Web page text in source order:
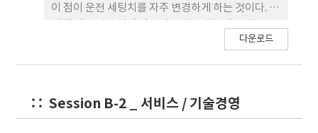
이 점이 운전 세팅치를 자주 변경하게 하는 것이다. 다
은 작게 만들지만, 군간 변동은 더욱 크게 만드는 현상
때 설비의 내구성에도 영향을 마치게 된다. 이는 4M
다운로드
Session B-2 _ 서비스 / 기술경영